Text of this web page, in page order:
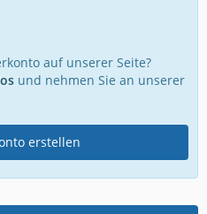
auf unserer Seite?
und nehmen Sie an unserer
erstellen